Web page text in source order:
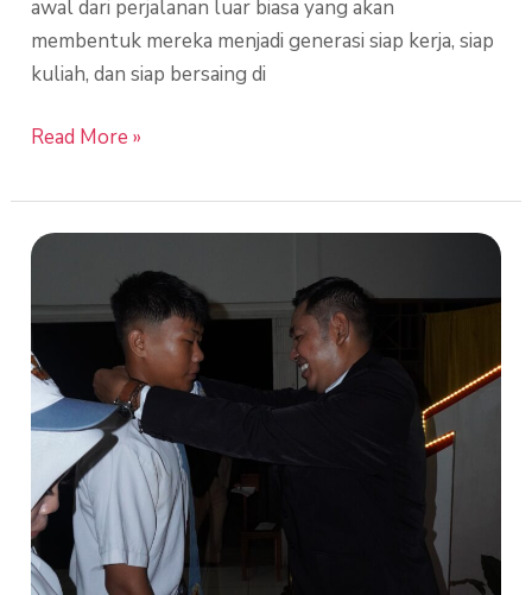
awal dari perjalanan luar biasa yang akan
membentuk mereka menjadi generasi siap kerja, siap
kuliah, dan siap bersaing di
Read More »
Peralihan
Studi
SMKS
Gunajaya
2
Metro
Pundu:
Langkah
Baru
Menghadapi